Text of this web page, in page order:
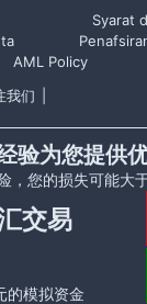
Syarat
AML Policy
我们
验为您提供
，您的损失可能大
交易
的模拟资金